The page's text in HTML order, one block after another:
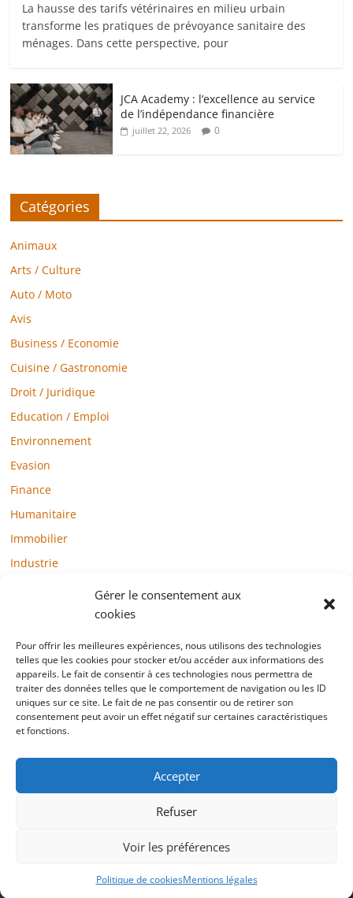
Gérer le consentement aux
cookies
Pour offrir les meilleures expériences, nous utilisons des technologies
telles que les cookies pour stocker et/ou accéder aux informations des
appareils. Le fait de consentir à ces technologies nous permettra de
traiter des données telles que le comportement de navigation ou les ID
uniques sur ce site. Le fait de ne pas consentir ou de retirer son
consentement peut avoir un effet négatif sur certaines caractéristiques
et fonctions.
Accepter
Refuser
Voir les préférences
Politique de cookiesMentions légales
La hausse des tarifs vétérinaires en milieu urbain
transforme les pratiques de prévoyance sanitaire des
ménages. Dans cette perspective, pour
JCA Academy : l’excellence au service
de l’indépendance financière
juillet 22, 2026 0
Catégories
Animaux
Arts / Culture
Auto / Moto
Avis
Business / Economie
Cuisine / Gastronomie
Droit / Juridique
Education / Emploi
Environnement
Evasion
Finance
Humanitaire
Immobilier
Industrie
Mode / Beauté / Bien-être
Santé
Société
Sports
Technologie / Internet
Mentions légales